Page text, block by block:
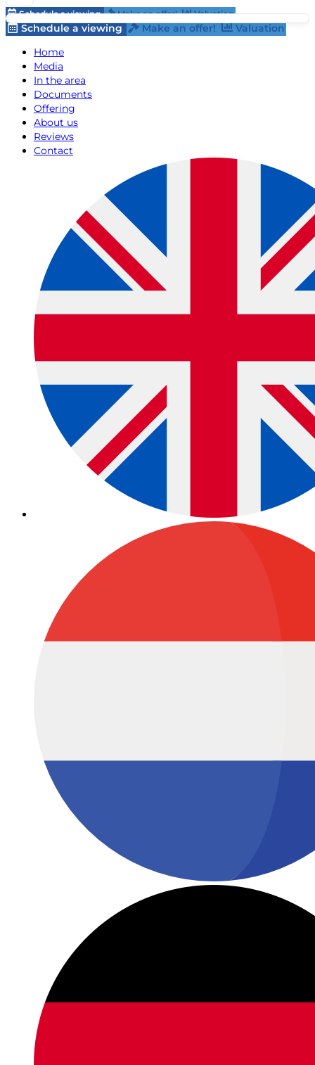
Schedule a viewing Make an offer! Valuation
Schedule a viewing Make an offer!
Valuation
Home
Media
In the area
Documents
Offering
About us
Reviews
Contact